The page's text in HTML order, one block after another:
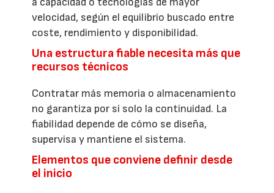
velocidad, según el equilibrio buscado entre
coste, rendimiento y disponibilidad.
Una estructura fiable necesita más que
recursos técnicos
Contratar más memoria o almacenamiento
no garantiza por sí solo la continuidad. La
fiabilidad depende de cómo se diseña,
supervisa y mantiene el sistema.
Elementos que conviene definir desde
el inicio